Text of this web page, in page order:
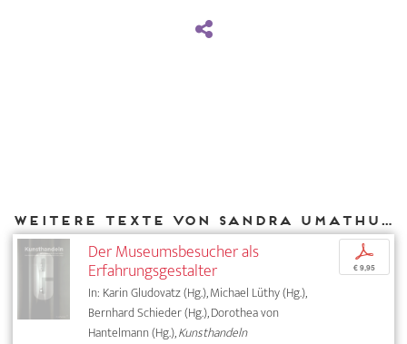
Weitere Texte von Sandra Umathum bei DIAPHANES
Der Museumsbesucher als
Erfahrungsgestalter
In: Karin Gludovatz (Hg.), Michael Lüthy (Hg.),
Bernhard Schieder (Hg.), Dorothea von
Hantelmann (Hg.),Kunsthandeln
p
€ 9,95